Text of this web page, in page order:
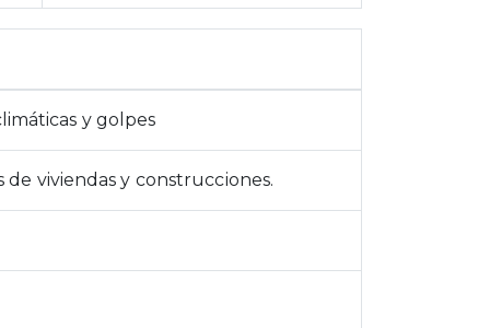
y golpes
de viviendas y construcciones.